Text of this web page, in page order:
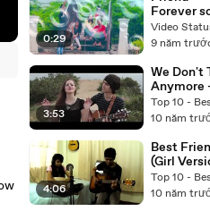
I
Song
0:29
Forever
Video
9 năm
3:53
We Don't
Anymore
Charlie
Ft. Selena
Tiffany
& Future
Sunsets
(Cover)
10 năm
4:06
Best
(Girl
Cover -
Chen
10 năm